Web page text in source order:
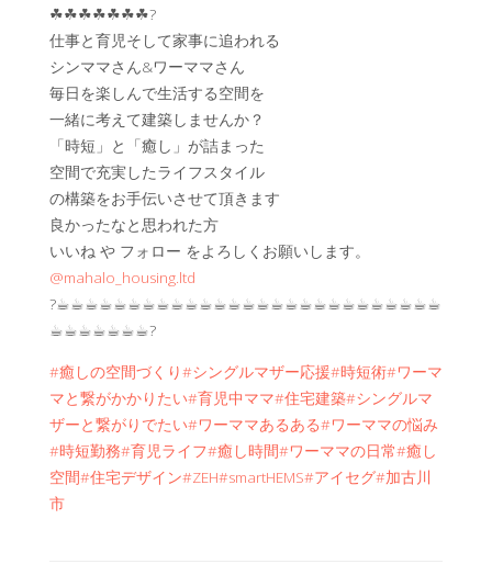
☘︎☘︎☘︎☘︎☘︎☘︎☘︎?
仕事と育児そして家事に追われる
シンママさん&ワーママさん
毎日を楽しんで生活する空間を
一緒に考えて建築しませんか？
「時短」と「癒し」が詰まった
空間で充実したライフスタイル
の構築をお手伝いさせて頂きます
良かったなと思われた方
いいね や フォロー をよろしくお願いします。
@mahalo_housing.ltd
?☕︎☕︎☕︎☕︎☕︎☕︎☕︎☕︎☕︎☕︎☕︎☕︎☕︎☕︎☕︎☕︎☕︎☕︎☕︎☕︎☕︎☕︎☕︎☕︎☕︎☕︎☕︎
☕︎☕︎☕︎☕︎☕︎☕︎☕︎?
#癒しの空間づくり#シングルマザー応援#時短術#ワーマ
マと繋がかかりたい#育児中ママ#住宅建築#シングルマ
ザーと繋がりでたい#ワーママあるある#ワーママの悩み
#時短勤務#育児ライフ#癒し時間#ワーママの日常#癒し
空間#住宅デザイン#ZEH#smartHEMS#アイセグ#加古川
市